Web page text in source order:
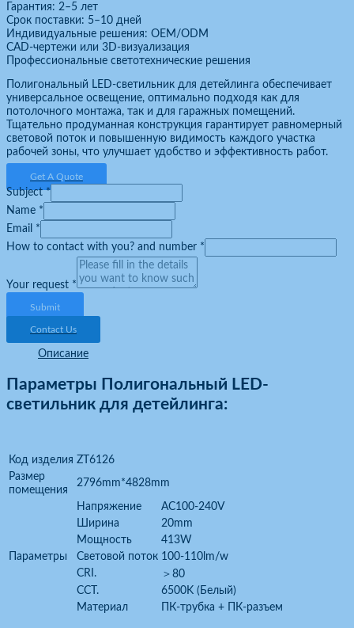
Гарантия: 2–5 лет
Срок поставки: 5–10 дней
Индивидуальные решения: OEM/ODM
CAD-чертежи или 3D-визуализация
Профессиональные светотехнические решения
Полигональный LED-светильник для детейлинга обеспечивает
универсальное освещение, оптимально подходя как для
потолочного монтажа, так и для гаражных помещений.
Тщательно продуманная конструкция гарантирует равномерный
световой поток и повышенную видимость каждого участка
рабочей зоны, что улучшает удобство и эффективность работ.
Get A Quote
Subject*
Name *
Email *
How to contact with you? and number *
Your request *
Submit
Contact Us
Описание
Параметры Полигональный LED-
светильник для детейлинга:
Код изделия ZT6126
Размер
помещения
2796mm*4828mm
Параметры
Напряжение
AC100-240V
Ширина
20mm
Мощность
413W
Световой поток 100-110lm/w
CRI.
＞80
CCT.
6500K (Белый)
Материал
ПК-трубка + ПК-разъем